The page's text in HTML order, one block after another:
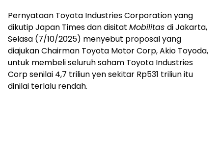
Pernyataan Toyota Industries Corporation yang
dikutip Japan Times dan disitat Mobilitas di Jakarta,
Selasa (7/10/2025) menyebut proposal yang
diajukan Chairman Toyota Motor Corp, Akio Toyoda,
untuk membeli seluruh saham Toyota Industries
Corp senilai 4,7 triliun yen sekitar Rp531 triliun itu
dinilai terlalu rendah.